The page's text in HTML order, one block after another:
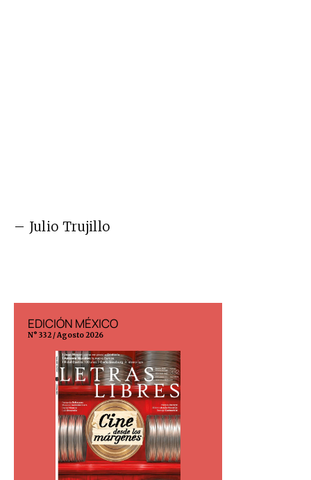
– Julio Trujillo
EDICIÓN MÉXICO
N° 332 / Agosto 2026